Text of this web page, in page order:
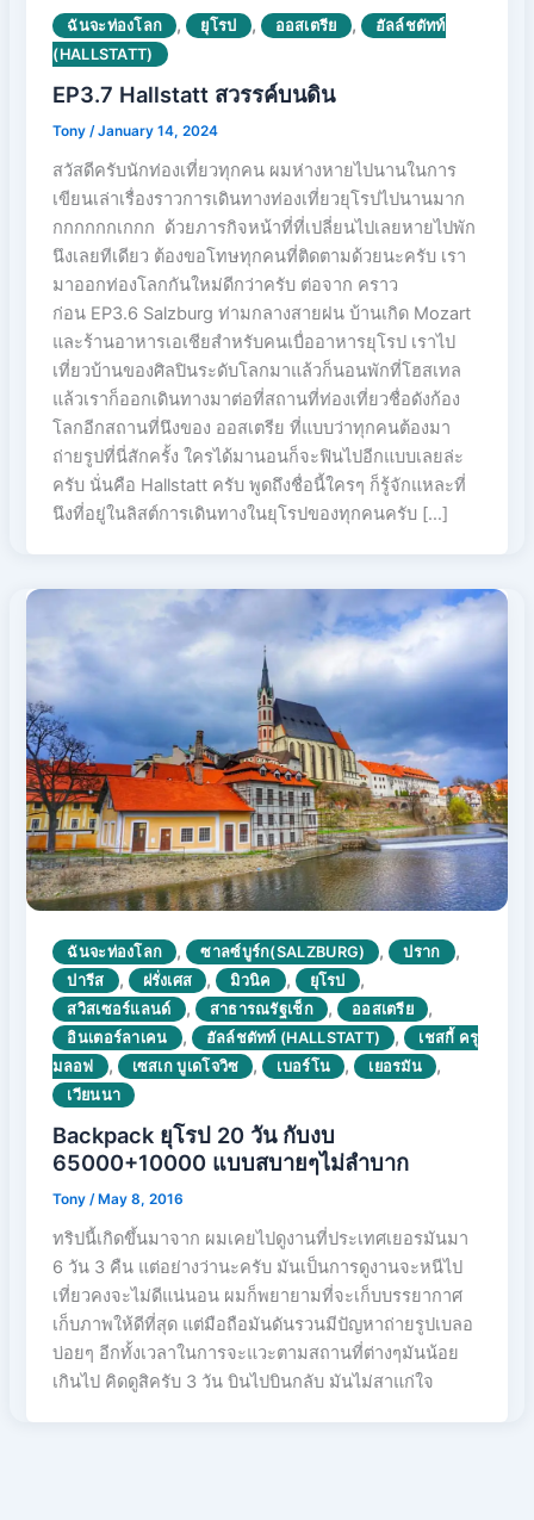
ฉันจะท่องโลก , ยุโรป , ออสเตรีย ,
ฮัลล์ชตัทท์
(HALLSTATT)
EP3.7 Hallstatt สวรรค์บนดิน
Tony/January 14, 2024
สวัสดีครับนักท่องเที่ยวทุกคน ผมห่างหายไปนานในการ
เขียนเล่าเรื่องราวการเดินทางท่องเที่ยวยุโรปไปนานมาก
กกกกกกเกกก ด้วยภารกิจหน้าที่ที่เปลี่ยนไปเลยหายไปพัก
นึงเลยทีเดียว ต้องขอโทษทุกคนที่ติดตามด้วยนะครับ เรา
มาออกท่องโลกกันใหม่ดีกว่าครับ ต่อจาก คราว
ก่อน EP3.6 Salzburg ท่ามกลางสายฝน บ้านเกิด Mozart
และร้านอาหารเอเชียสำหรับคนเบื่ออาหารยุโรป เราไป
เที่ยวบ้านของศิลปินระดับโลกมาแล้วก็นอนพักที่โฮสเทล
แล้วเราก็ออกเดินทางมาต่อที่สถานที่ท่องเที่ยวชื่อดังก้อง
โลกอีกสถานที่นึงของ ออสเตรีย ที่แบบว่าทุกคนต้องมา
ถ่ายรูปที่นี่สักครั้ง ใครได้มานอนก็จะฟินไปอีกแบบเลยล่ะ
ครับ นั่นคือ Hallstatt ครับ พูดถึงชื่อนี้ใครๆ ก็รู้จักแหละที่
นึงที่อยู่ในลิสต์การเดินทางในยุโรปของทุกคนครับ […]
ฉันจะท่องโลก , ซาลซ์บูร์ก(SALZBURG) , ปราก ,
ปารีส , ฝรั่งเศส , มิวนิค , ยุโรป ,
สวิสเซอร์แลนด์ , สาธารณรัฐเช็ก , ออสเตรีย ,
อินเตอร์ลาเคน , ฮัลล์ชตัทท์ (HALLSTATT) ,
เชสกี้ ครุ
มลอฟ
, เซสเก บูเดโจวิซ , เบอร์โน , เยอรมัน ,
เวียนนา
Backpack ยุโรป 20 วัน กับงบ
65000+10000 แบบสบายๆไม่ลำบาก
Tony/ May 8, 2016
ทริปนี้เกิดขึ้นมาจาก ผมเคยไปดูงานที่ประเทศเยอรมันมา
6 วัน 3 คืน แต่อย่างว่านะครับ มันเป็นการดูงานจะหนีไป
เที่ยวคงจะไม่ดีแน่นอน ผมก็พยายามที่จะเก็บบรรยากาศ
เก็บภาพให้ดีที่สุด แต่มือถือมันดันรวนมีปัญหาถ่ายรูปเบลอ
บ่อยๆ อีกทั้งเวลาในการจะแวะตามสถานที่ต่างๆมันน้อย
เกินไป คิดดูสิครับ 3 วัน บินไปบินกลับ มันไม่สาแก่ใจ